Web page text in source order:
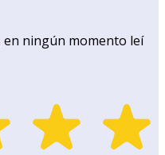
en ningún momento leí